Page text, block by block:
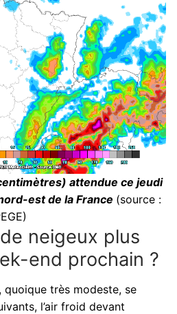
attendue ce jeudi
est de la France (source :
neigeux plus
end prochain ?
très modeste, se
l’air froid devant